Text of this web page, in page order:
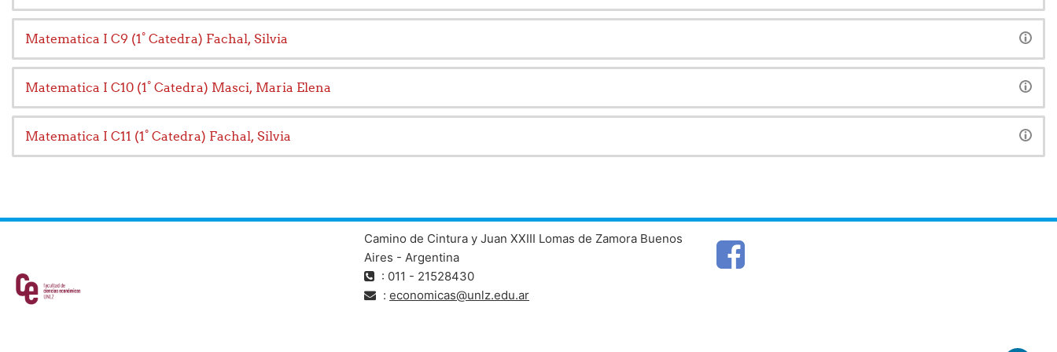
Matematica I C9 (1° Catedra) Fachal, Silvia
Matematica I C10 (1° Catedra) Masci, Maria Elena
Matematica I C11 (1° Catedra) Fachal, Silvia
Camino de Cintura y Juan XXIII Lomas de Zamora Buenos
Aires - Argentina
: 011 - 21528430
: economicas@unlz.edu.ar